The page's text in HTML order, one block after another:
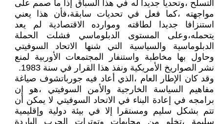
التسلح ،وتحديا جديدا له في هذا السباق إذا ما صمم على
مواجهته ،كما فعل في تحديات سابقة،فأن هذا يعني
استنزافا جديدا لطاقته وموارده الاقتصادية لم يعد
يتحمله،وعلى المستوى الدبلوماسي فشلت الحملة
الدبلوماسية والسياسية التي شنها الاتحاد السوفيتي
وحاول بها مخاطبة واستنفار المجتمعات الأوربية لمنع
نشر الصواريخ الأمريكية ونفذ هذا القرار في سنة 1983.
وقد كان الإطار العام ،الذي أعاد فيه جورباتشوف صياغة
مفاهيم السياسة الخارجية والأمن السوفيتي ،هو إن
برامجه في إعادة البناء في الاتحاد السوفيتي لا يمكن أن
تتم بشكل سليم ومستقرا إلا في بيئة دولية وإقليمية
سليمة ،تخلو من مجابهات وتوترات الحرب الباردة